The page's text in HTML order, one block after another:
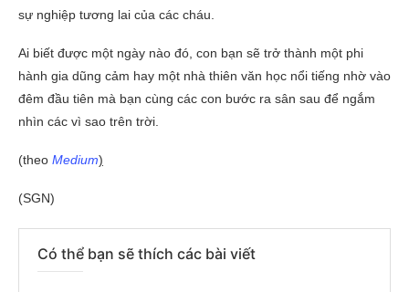
sự nghiệp tương lai của các cháu.
Ai biết được một ngày nào đó, con bạn sẽ trở thành một phi
hành gia dũng cảm hay một nhà thiên văn học nổi tiếng nhờ vào
đêm đầu tiên mà bạn cùng các con bước ra sân sau để ngắm
nhìn các vì sao trên trời.
(theo Medium)
(SGN)
Có thể bạn sẽ thích các bài viết